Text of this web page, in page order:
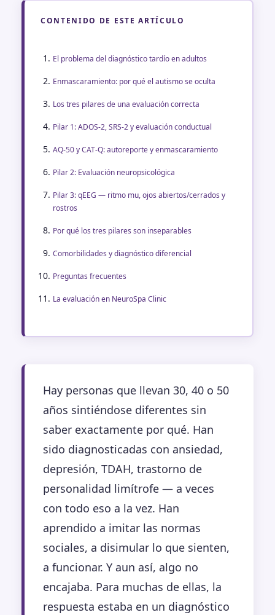
CONTENIDO DE ESTE ARTÍCULO
El problema del diagnóstico tardío en adultos
Enmascaramiento: por qué el autismo se oculta
Los tres pilares de una evaluación correcta
Pilar 1: ADOS-2, SRS-2 y evaluación conductual
AQ-50 y CAT-Q: autoreporte y enmascaramiento
Pilar 2: Evaluación neuropsicológica
Pilar 3: qEEG — ritmo mu, ojos abiertos/cerrados y
rostros
Por qué los tres pilares son inseparables
Comorbilidades y diagnóstico diferencial
Preguntas frecuentes
La evaluación en NeuroSpa Clinic
Hay personas que llevan 30, 40 o 50
años sintiéndose diferentes sin
saber exactamente por qué. Han
sido diagnosticadas con ansiedad,
depresión, TDAH, trastorno de
personalidad limítrofe — a veces
con todo eso a la vez. Han
aprendido a imitar las normas
sociales, a disimular lo que sienten,
a funcionar. Y aun así, algo no
encajaba. Para muchas de ellas, la
respuesta estaba en un diagnóstico